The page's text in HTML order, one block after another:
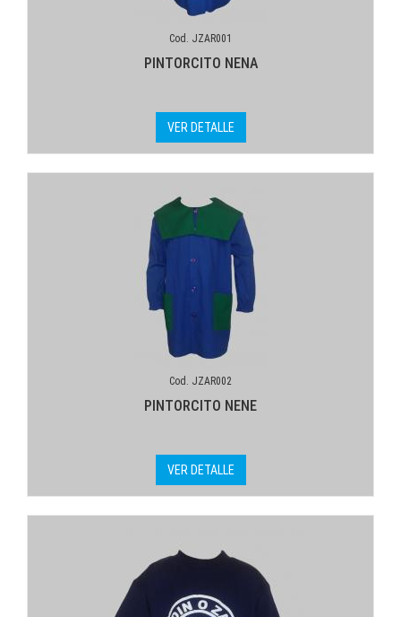
Cod. JZAR001
PINTORCITO NENA
VER DETALLE
Cod. JZAR002
PINTORCITO NENE
VER DETALLE